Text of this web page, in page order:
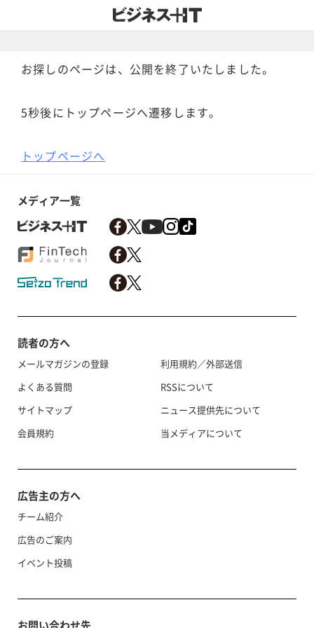
お探しのページは、公開を終了いたしました。
5秒後にトップページへ遷移します。
トップページへ
メディア一覧
読者の方へ
メールマガジンの登録
よくある質問
サイトマップ
会員規約
利用規約／外部送信
RSSについて
ニュース提供先について
当メディアについて
広告主の方へ
チーム紹介
広告のご案内
イベント投稿